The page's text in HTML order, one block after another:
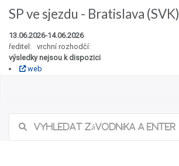
SP ve sjezdu - Bratislava (SVK)
13.06.2026-14.06.2026
ředitel: vrchní rozhodčí:
výsledky nejsou k dispozici
web